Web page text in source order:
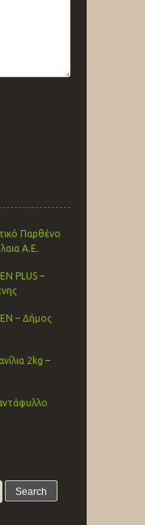
Παρθένο
Α.Ε.
PLUS –
– Δήμος
2kg –